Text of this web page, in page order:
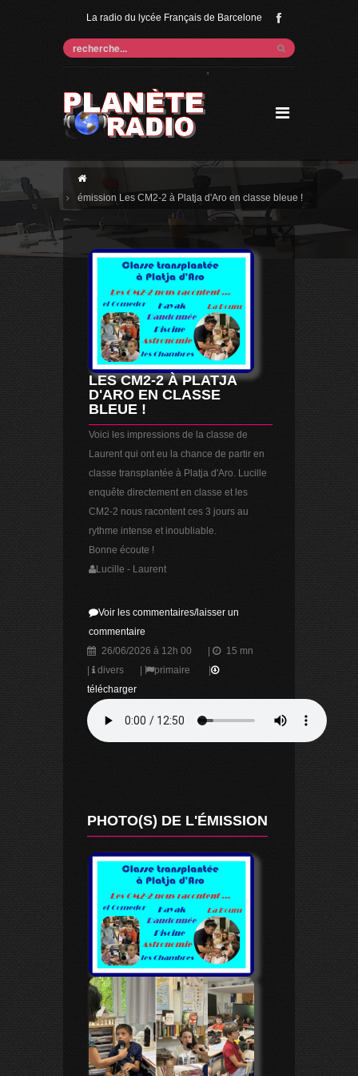
La radio du lycée Français de Barcelone
'
émission Les CM2-2 à Platja d'Aro en classe bleue !
LES CM2-2 À PLATJA
D'ARO EN CLASSE
BLEUE !
Voici les impressions de la classe de
Laurent qui ont eu la chance de partir en
classe transplantée à Platja d'Aro. Lucille
enquête directement en classe et les
CM2-2 nous racontent ces 3 jours au
rythme intense et inoubliable.
Bonne écoute !
Lucille - Laurent
Voir les commentaires/laisser un
commentaire
26/06/2026 à 12h 00
15 mn
divers primaire
télécharger
PHOTO(S) DE L'ÉMISSION